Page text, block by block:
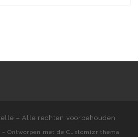
– Alle rechten voorbehouden
– Ontworpen met de Customizr thema